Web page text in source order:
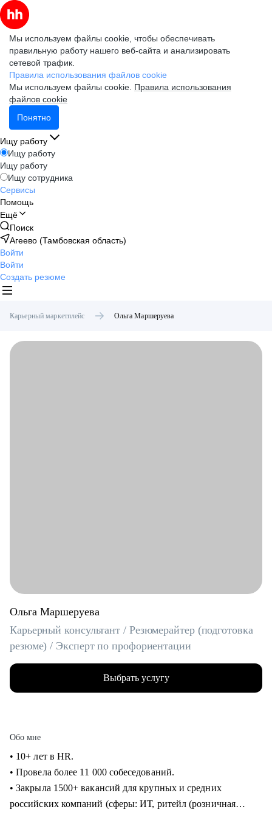
Мы используем файлы cookie, чтобы обеспечивать
правильную работу нашего веб-сайта и анализировать
сетевой трафик.
Правила использования файлов cookie
Мы используем файлы cookie. Правила использования
файлов cookie
Понятно
Ищу работу
Ищу работу
Ищу работу
Ищу сотрудника
Сервисы
Помощь
Ещё
Поиск
Агеево (Тамбовская область)
Войти
Войти
Создать резюме
Карьерный маркетплейс Ольга Маршеруева
Ольга Маршеруева
Карьерный консультант / Резюмерайтер (подготовка
резюме) / Эксперт по профориентации
Выбрать услугу
Обо мне
• 10+ лет в HR.
• Провела более 11 000 собеседований.
• Закрыла 1500+ вакансий для крупных и средних
российских компаний (сферы: ИТ, ритейл (розничная